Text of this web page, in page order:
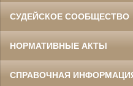
СУДЕЙСКОЕ СООБЩЕСТВО
НОРМАТИВНЫЕ АКТЫ
СПРАВОЧНАЯ